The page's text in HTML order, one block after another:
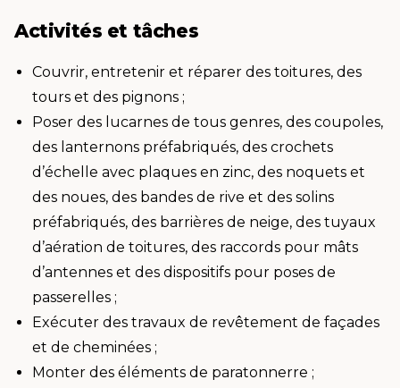
Activités et tâches
Couvrir, entretenir et réparer des toitures, des
tours et des pignons ;
Poser des lucarnes de tous genres, des coupoles,
des lanternons préfabriqués, des crochets
d’échelle avec plaques en zinc, des noquets et
des noues, des bandes de rive et des solins
préfabriqués, des barrières de neige, des tuyaux
d’aération de toitures, des raccords pour mâts
d’antennes et des dispositifs pour poses de
passerelles ;
Exécuter des travaux de revêtement de façades
et de cheminées ;
Monter des éléments de paratonnerre ;